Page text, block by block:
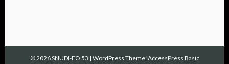
© 2026 SNUDI-FO 53 | WordPress Theme:AccessPress Basic